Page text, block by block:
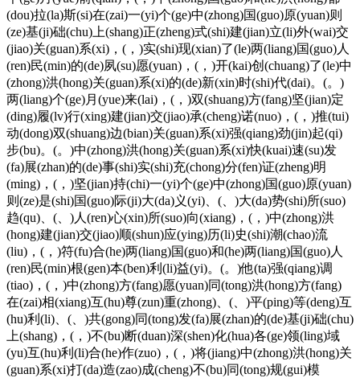
(dou)拉(la)斯(si)在(zai)一(yi)个(ge)中(zhong)国(guo)原(yuan)则
(ze)基(ji)础(chu)上(shang)正(zheng)式(shi)建(jian)立(li)外(wai)交
(jiao)关(guan)系(xi)，(，)实(shi)现(xian)了(le)两(liang)国(guo)人
(ren)民(min)的(de)夙(su)愿(yuan)，(，)开(kai)创(chuang)了(le)中
(zhong)洪(hong)关(guan)系(xi)的(de)新(xin)时(shi)代(dai)。(。)
两(liang)个(ge)月(yue)来(lai)，(，)双(shuang)方(fang)坚(jian)定
(ding)履(lv)行(xing)建(jian)交(jiao)承(cheng)诺(nuo)，(，)推(tui)
动(dong)双(shuang)边(bian)关(guan)系(xi)强(qiang)劲(jin)起(qi)
步(bu)。(。)中(zhong)洪(hong)关(guan)系(xi)快(kuai)速(su)发
(fa)展(zhan)的(de)事(shi)实(shi)充(chong)分(fen)证(zheng)明
(ming)，(，)坚(jian)持(chi)一(yi)个(ge)中(zhong)国(guo)原(yuan)
则(ze)是(shi)国(guo)际(ji)大(da)义(yi)、(、)大(da)势(shi)所(suo)
趋(qu)、(、)人(ren)心(xin)所(suo)向(xiang)，(，)中(zhong)洪
(hong)建(jian)交(jiao)顺(shun)应(ying)历(li)史(shi)潮(chao)流
(liu)，(，)符(fu)合(he)两(liang)国(guo)和(he)两(liang)国(guo)人
(ren)民(min)根(gen)本(ben)利(li)益(yi)。(。)他(ta)强(qiang)调
(tiao)，(，)中(zhong)方(fang)愿(yuan)同(tong)洪(hong)方(fang)
在(zai)相(xiang)互(hu)尊(zun)重(zhong)、(、)平(ping)等(deng)互
(hu)利(li)、(、)共(gong)同(tong)发(fa)展(zhan)的(de)基(ji)础(chu)
上(shang)，(，)不(bu)断(duan)深(shen)化(hua)各(ge)领(ling)域
(yu)互(hu)利(li)合(he)作(zuo)，(，)将(jiang)中(zhong)洪(hong)关
(guan)系(xi)打(da)造(zao)成(cheng)不(bu)同(tong)规(gui)模